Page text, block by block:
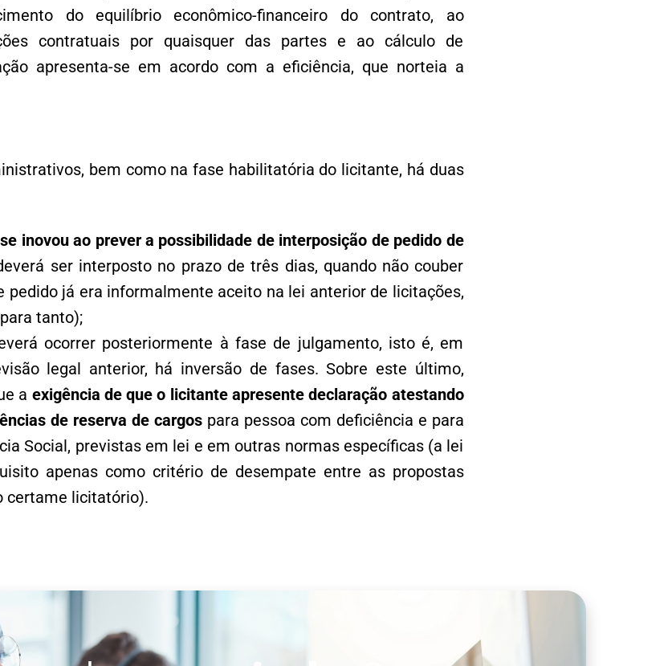
do equilíbrio econômico-financeiro do contrato, ao
contratuais por quaisquer das partes e ao cálculo de
apresenta-se em acordo com a eficiência, que norteia a
bem como na fase habilitatória do licitante, há duas
inovou ao prever a possibilidade de interposição de pedido de
ser interposto no prazo de três dias, quando não couber
pedido já era informalmente aceito na lei anterior de licitações,
tanto);
ocorrer posteriormente à fase de julgamento, isto é, em
legal anterior, há inversão de fases. Sobre este último,
a exigência de que o licitante apresente declaração atestando
de reserva de cargospara pessoa com deficiência e para
Social, previstas em lei e em outras normas específicas (a lei
apenas como critério de desempate entre as propostas
certame licitatório).